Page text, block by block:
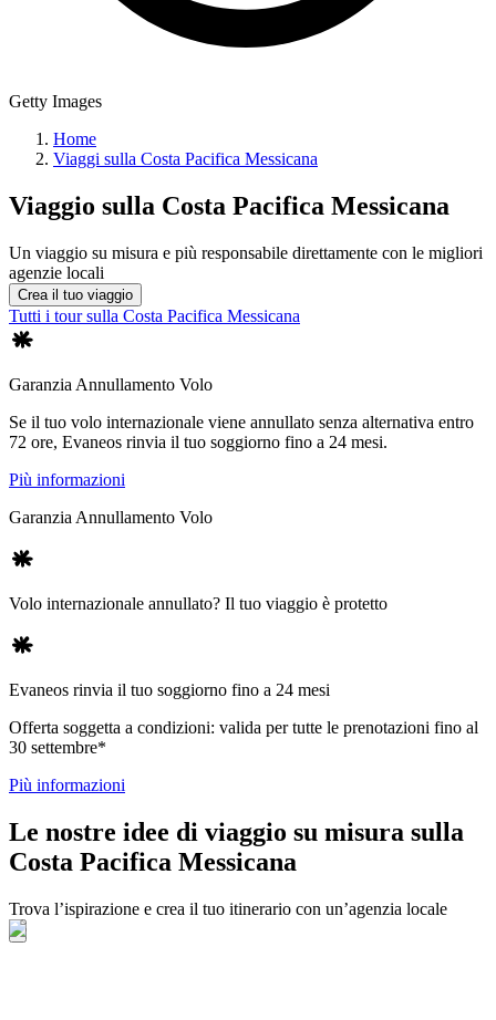
Getty Images
Home
Viaggi sulla Costa Pacifica Messicana
Viaggio sulla Costa Pacifica Messicana
Un viaggio su misura e più responsabile direttamente con le migliori
agenzie locali
Crea il tuo viaggio
Tutti i tour sulla Costa Pacifica Messicana
Garanzia Annullamento Volo
Se il tuo volo internazionale viene annullato senza alternativa entro
72 ore, Evaneos rinvia il tuo soggiorno fino a 24 mesi.
Più informazioni
Garanzia Annullamento Volo
Volo internazionale annullato? Il tuo viaggio è protetto
Evaneos rinvia il tuo soggiorno fino a 24 mesi
Offerta soggetta a condizioni: valida per tutte le prenotazioni fino al
30 settembre*
Più informazioni
Le nostre idee di viaggio su misura sulla
Costa Pacifica Messicana
Trova l’ispirazione e crea il tuo itinerario con un’agenzia locale